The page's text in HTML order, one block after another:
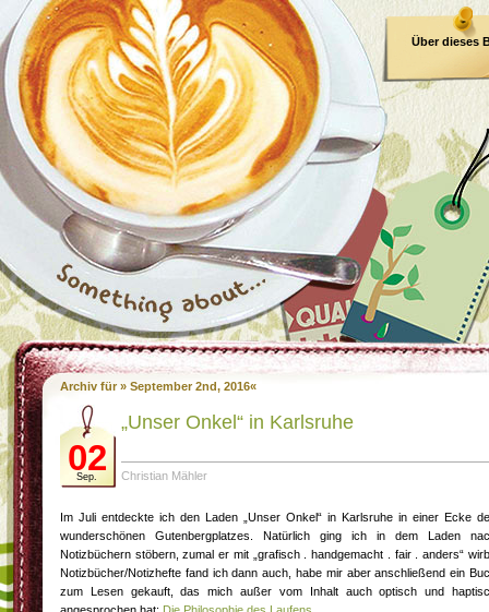
Über dieses
Archiv für » September 2nd, 2016«
02
Sep.
„Unser Onkel“ in Karlsruhe
Christian Mähler
Im Juli entdeckte ich den Laden „Unser Onkel“ in Karlsruhe in einer Ecke
wunderschönen Gutenbergplatzes. Natürlich ging ich in dem Laden
Notizbüchern stöbern, zumal er mit „grafisch . handgemacht . fair . anders“
Notizbücher/Notizhefte fand ich dann auch, habe mir aber anschließend ein
zum Lesen gekauft, das mich außer vom Inhalt auch optisch und